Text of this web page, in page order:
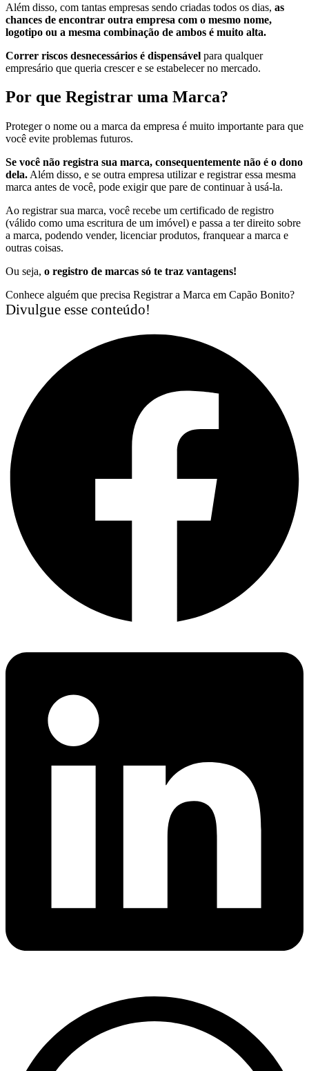
Além disso, com tantas empresas sendo criadas todos os dias, as
chances de encontrar outra empresa com o mesmo nome,
logotipo ou a mesma combinação de ambos é muito alta.
Correr riscos desnecessários é dispensável para qualquer
empresário que queria crescer e se estabelecer no mercado.
Por que Registrar uma Marca?
Proteger o nome ou a marca da empresa é muito importante para que
você evite problemas futuros.
Se você não registra sua marca, consequentemente não é o dono
dela. Além disso, e se outra empresa utilizar e registrar essa mesma
marca antes de você, pode exigir que pare de continuar à usá-la.
Ao registrar sua marca, você recebe um certificado de registro
(válido como uma escritura de um imóvel) e passa a ter direito sobre
a marca, podendo vender, licenciar produtos, franquear a marca e
outras coisas.
Ou seja, o registro de marcas só te traz vantagens!
Conhece alguém que precisa Registrar a Marca em Capão Bonito?
Divulgue esse conteúdo!